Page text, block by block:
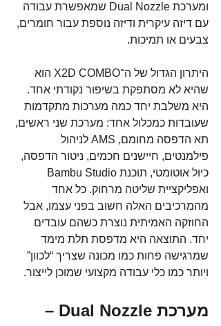
ומערכת Dual Nozzle שמאפשרת עבודה
עם דיזה עיקרית ודיזה נוספת עבור חומרים,
צבעים או תמיכות.
היתרון הגדול של ה־X2D COMBO הוא
שהיא לא מסתפקת בשיפור נקודתי אחד.
היא משלבת יחד כמה מערכות מתקדמות
שעובדות כמכלול אחד: מערכת שני ראשים,
תא הדפסה מחומם, AMS לניהול
פילמנטים, חיישנים חכמים, ניטור הדפסה,
ואפליקציית שליטה מרחוק. כל אחד
מהמרכיבים האלה חשוב בפני עצמו, אבל
החוזקה האמיתית נוצרת כשהם עובדים
יחד. התוצאה היא מדפסת תלת מימד
שמרגישה פחות כמו מכונה שצריך “לכוון”
ויותר כמו כלי עבודה מקצועי שמוכן לייצור.
מערכת Dual Nozzle –